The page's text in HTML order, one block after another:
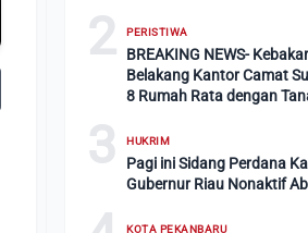
2 PERISTIWA
BREAKING NEWS-
Belakang Kantor Camat
8 Rumah Rata dengan
3 HUKRIM
Pagi ini Sidang Perdana
Gubernur Riau Nonaktif
KOTA PEKANBARU